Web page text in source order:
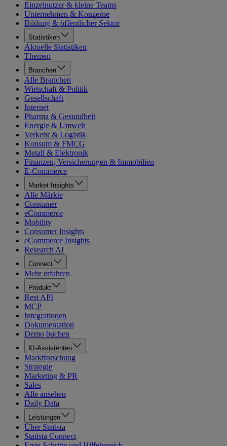
Einzelnutzer & kleine Teams
Unternehmen & Konzerne
Bildung & öffentlicher Sektor
Statistiken
Aktuelle Statistiken
Themen
Branchen
Alle Branchen
Wirtschaft & Politik
Gesellschaft
Internet
Pharma & Gesundheit
Energie & Umwelt
Verkehr & Logistik
Konsum & FMCG
Metall & Elektronik
Finanzen, Versicherungen & Immobilien
E-Commerce
Market Insights
Alle Märkte
Consumer
eCommerce
Mobility
Consumer Insights
eCommerce Insights
Research AI
Connect
Mehr erfahren
Produkt
Rest API
MCP
Integrationen
Dokumentation
Demo buchen
KI-Assistenten
Marktforschung
Strategie
Marketing & PR
Sales
Alle ansehen
Daily Data
Leistungen
Über Statista
Statista Connect